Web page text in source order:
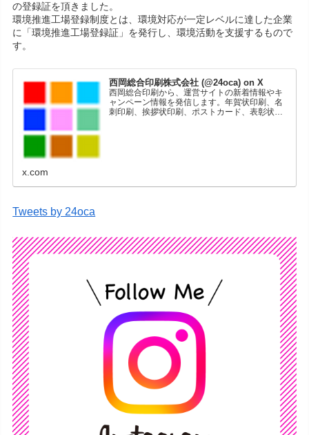
の登録証を頂きました。
環境推進工場登録制度とは、環境対応が一定レベルに達した企業
に「環境推進工場登録証」を発行し、環境活動を支援するもので
す。
西岡総合印刷株式会社 (@24oca) on X
西岡総合印刷から、運営サイトの新着情報やキ
ャンペーン情報を発信します。年賀状印刷、名
刺印刷、挨拶状印刷、ポストカード、表彰状印
x.com
Tweets by 24oca